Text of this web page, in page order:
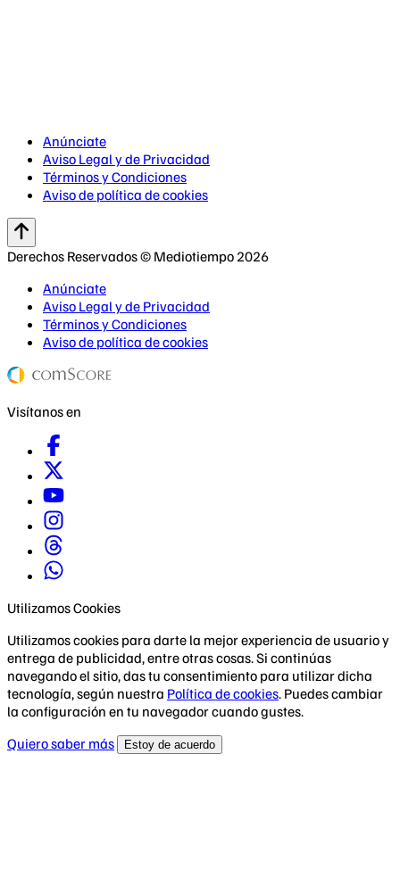
Anúnciate
Aviso Legal y de Privacidad
Términos y Condiciones
Aviso de política de cookies
Derechos Reservados © Mediotiempo 2026
Anúnciate
Aviso Legal y de Privacidad
Términos y Condiciones
Aviso de política de cookies
Visítanos en
Utilizamos Cookies
Utilizamos cookies para darte la mejor experiencia de usuario y
entrega de publicidad, entre otras cosas. Si continúas
navegando el sitio, das tu consentimiento para utilizar dicha
tecnología, según nuestra Política de cookies. Puedes cambiar
la configuración en tu navegador cuando gustes.
Quiero saber más
Estoy de acuerdo